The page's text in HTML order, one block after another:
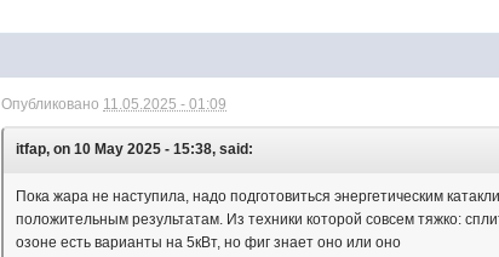
Опубликовано 11.05.2025 - 01:09
itfap, on 10 May 2025 - 15:38, said:
Пока жара не наступила, надо подготовиться энергетическим
положительным результатам. Из техники которой совсем тяжко:
озоне есть варианты на 5кВт, но фиг знает оно или оно